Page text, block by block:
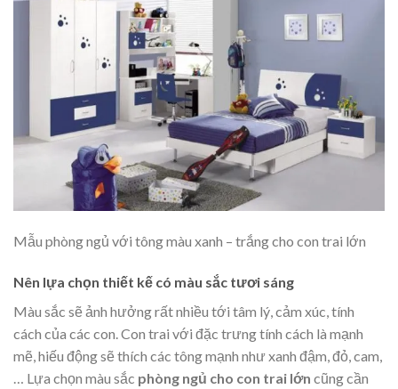
Mẫu phòng ngủ với tông màu xanh – trắng cho con trai lớn
Nên lựa chọn thiết kế có màu sắc tươi sáng
Màu sắc sẽ ảnh hưởng rất nhiều tới tâm lý, cảm xúc, tính
cách của các con. Con trai với đặc trưng tính cách là mạnh
mẽ, hiếu động sẽ thích các tông mạnh như xanh đậm, đỏ, cam,
… Lựa chọn màu sắc phòng ngủ cho con trai lớn cũng cần